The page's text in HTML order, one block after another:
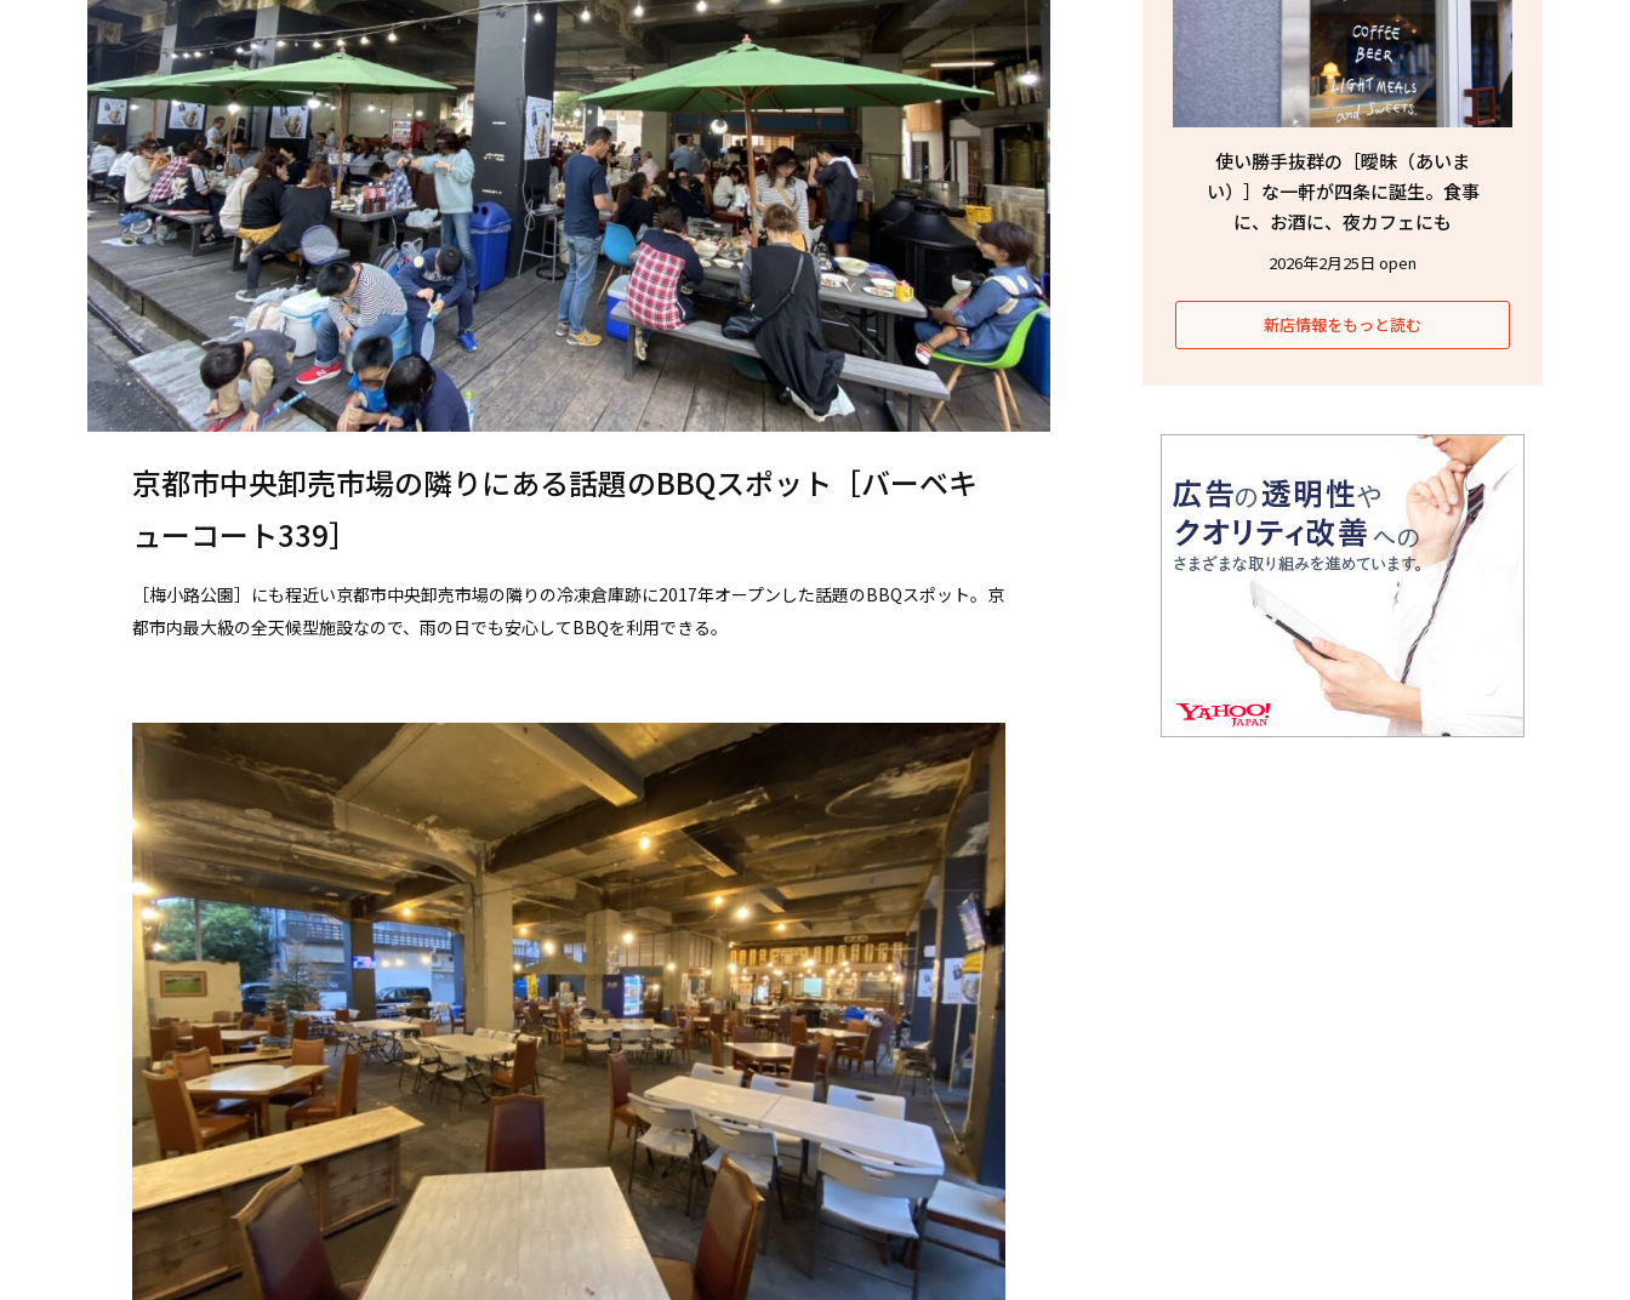
京都市中央卸売市場の隣りにある話題のBBQスポット［バーベキ
ューコート339］
［梅小路公園］にも程近い京都市中央卸売市場の隣りの冷凍倉庫跡に2017年オープンした話題のBBQスポット。京
都市内最大級の全天候型施設なので、雨の日でも安心してBBQを利用できる。
使い勝手抜群の［曖昧（あいま
い）］な一軒が四条に誕生。食事
に、お酒に、夜カフェにも
2026年2月25日 open
新店情報をもっと読む